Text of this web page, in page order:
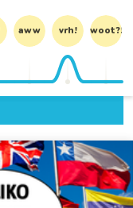
aww vrh! woot?!